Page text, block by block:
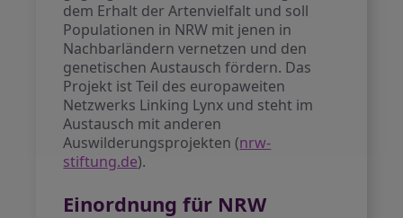
dem Erhalt der Artenvielfalt und soll
Populationen in NRW mit jenen in
Nachbarländern vernetzen und den
genetischen Austausch fördern. Das
Projekt ist Teil des europaweiten
Netzwerks Linking Lynx und steht im
Austausch mit anderen
Auswilderungsprojekten (nrw-
stiftung.de).
Einordnung für NRW